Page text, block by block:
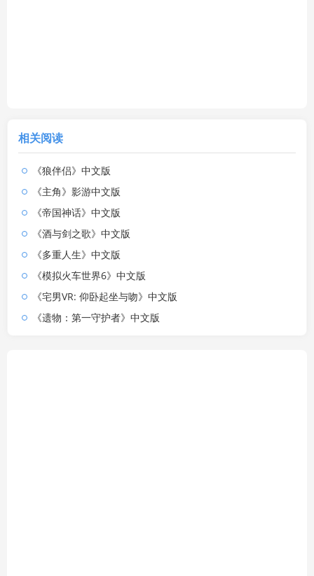
相关阅读
《狼伴侣》中文版
《主角》影游中文版
《帝国神话》中文版
《酒与剑之歌》中文版
《多重人生》中文版
《模拟火车世界6》中文版
《宅男VR: 仰卧起坐与吻》中文版
《遗物：第一守护者》中文版